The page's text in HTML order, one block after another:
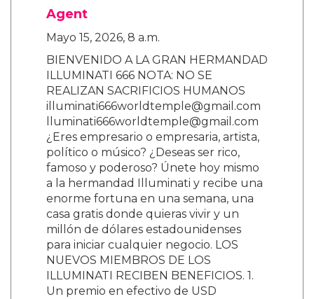
Agent
Mayo 15, 2026, 8 a.m.
BIENVENIDO A LA GRAN HERMANDAD
ILLUMINATI 666 NOTA: NO SE
REALIZAN SACRIFICIOS HUMANOS
illuminati666worldtemple@gmail.com
lluminati666worldtemple@gmail.com
¿Eres empresario o empresaria, artista,
político o músico? ¿Deseas ser rico,
famoso y poderoso? Únete hoy mismo
a la hermandad Illuminati y recibe una
enorme fortuna en una semana, una
casa gratis donde quieras vivir y un
millón de dólares estadounidenses
para iniciar cualquier negocio. LOS
NUEVOS MIEMBROS DE LOS
ILLUMINATI RECIBEN BENEFICIOS. 1.
Un premio en efectivo de USD